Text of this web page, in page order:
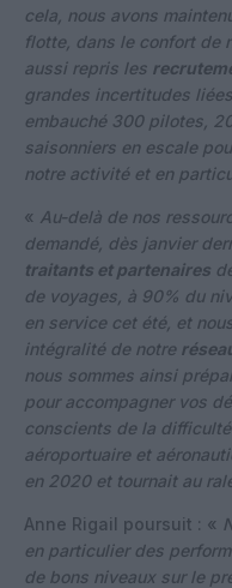
cela, nous avons
flotte, dans le confort de
aussi repris les
grandes incertitudes
embauché 300 pilotes,
saisonniers en escale
notre activité et en
« Au-delà de nos
demandé, dès janvier
traitants et partenaires
de voyages, à 90% du
en service cet été, et
intégralité de notre
nous sommes ainsi
pour accompagner vos
conscients de la
aéroportuaire et
en 2020 et tournait au
Anne Rigail poursuit : «
en particulier des
de bons niveaux sur le